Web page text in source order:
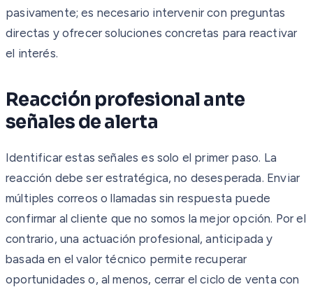
pasivamente; es necesario intervenir con preguntas
directas y ofrecer soluciones concretas para reactivar
el interés.
Reacción profesional ante
señales de alerta
Identificar estas señales es solo el primer paso. La
reacción debe ser estratégica, no desesperada. Enviar
múltiples correos o llamadas sin respuesta puede
confirmar al cliente que no somos la mejor opción. Por el
contrario, una actuación profesional, anticipada y
basada en el valor técnico permite recuperar
oportunidades o, al menos, cerrar el ciclo de venta con